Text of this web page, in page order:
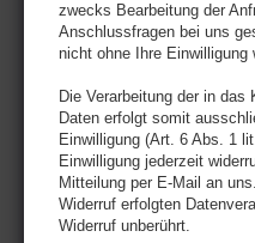
zwecks Bearbeitung der
Anschlussfragen bei uns
nicht ohne Ihre Einwilligung
Die Verarbeitung der in das
Daten erfolgt somit
Einwilligung (Art. 6 Abs. 1
Einwilligung jederzeit
Mitteilung per E-Mail an
Widerruf erfolgten
Widerruf unberührt.